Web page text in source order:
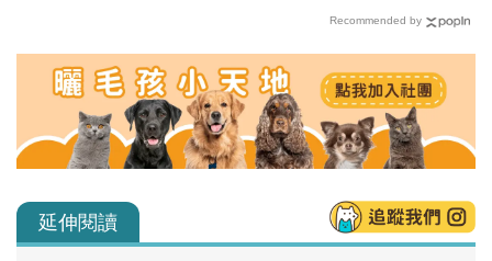
Recommended by